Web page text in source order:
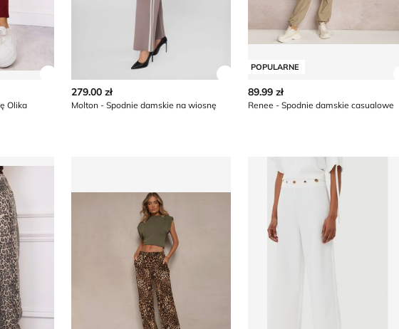
Zobacz szczegóły produktu
Olika
279.00 zł
Molton - Spodnie damskie na wiosnę
POPULARNE
89.99 zł
Renee - Spodnie damskie casualowe
na wiosnę Olika Spodnie damskie na